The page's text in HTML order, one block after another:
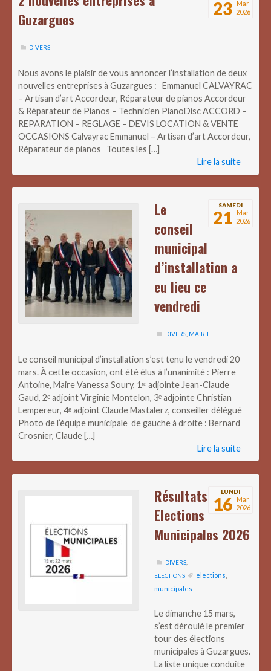
23 Mar
2026
Guzargues
DIVERS
Nous avons le plaisir de vous annoncer l’installation de deux
nouvelles entreprises à Guzargues : Emmanuel CALVAYRAC
– Artisan d’art Accordeur, Réparateur de pianos Accordeur
& Réparateur de Pianos – Technicien PianoDisc ACCORD –
REPARATION – REGLAGE – DEVIS LOCATION & VENTE
OCCASIONS Calvayrac Emmanuel – Artisan d’art Accordeur,
Réparateur de pianos Toutes les […]
Lire la suite
SAMEDI
21 Mar
2026
Le
conseil
municipal
d’installation a
eu lieu ce
vendredi
DIVERS MAIRIE
Le conseil municipal d’installation s’est tenu le vendredi 20
mars. À cette occasion, ont été élus à l’unanimité : Pierre
Antoine, Maire Vanessa Soury, 1ʳᵉ adjointe Jean-Claude
Gaud, 2ᵉ adjoint Virginie Montelon, 3ᵉ adjointe Christian
Lempereur, 4ᵉ adjoint Claude Mastalerz, conseiller délégué
Photo de l’équipe municipale de gauche à droite : Bernard
Crosnier, Claude […]
Lire la suite
LUNDI
16 Mar
2026
Résultats
Elections
Municipales 2026
DIVERS
ELECTIONS
elections
municipales
Le dimanche 15 mars,
s’est déroulé le premier
tour des élections
municipales à Guzargues.
La liste unique conduite